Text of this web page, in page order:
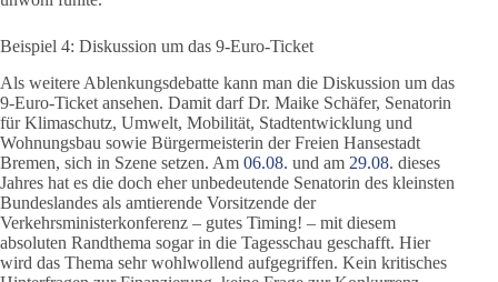
Beispiel 4: Diskussion um das 9-Euro-Ticket
Als weitere Ablenkungsdebatte kann man die Diskussion um das
9-Euro-Ticket ansehen. Damit darf Dr. Maike Schäfer, Senatorin
für Klimaschutz, Umwelt, Mobilität, Stadtentwicklung und
Wohnungsbau sowie Bürgermeisterin der Freien Hansestadt
Bremen, sich in Szene setzen. Am 06.08. und am 29.08. dieses
Jahres hat es die doch eher unbedeutende Senatorin des kleinsten
Bundeslandes als amtierende Vorsitzende der
Verkehrsministerkonferenz – gutes Timing! – mit diesem
absoluten Randthema sogar in die Tagesschau geschafft. Hier
wird das Thema sehr wohlwollend aufgegriffen. Kein kritisches